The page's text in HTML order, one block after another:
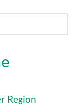
Region